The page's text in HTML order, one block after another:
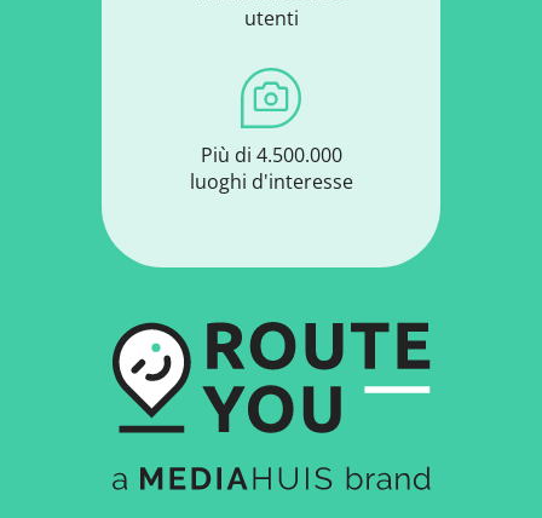
utenti
Più di 4.500.000
luoghi d'interesse